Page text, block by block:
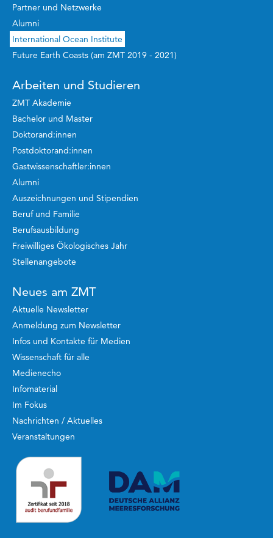
Partner und Netzwerke
Alumni
International Ocean Institute
Future Earth Coasts (am ZMT 2019 - 2021)
Arbeiten und Studieren
ZMT Akademie
Bachelor und Master
Doktorand:innen
Postdoktorand:innen
Gastwissenschaftler:innen
Alumni
Auszeichnungen und Stipendien
Beruf und Familie
Berufsausbildung
Freiwilliges Ökologisches Jahr
Stellenangebote
Neues am ZMT
Aktuelle Newsletter
Anmeldung zum Newsletter
Infos und Kontakte für Medien
Wissenschaft für alle
Medienecho
Infomaterial
Im Fokus
Nachrichten / Aktuelles
Veranstaltungen